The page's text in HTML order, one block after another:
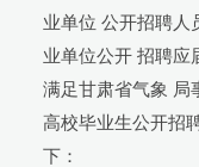
业单位 公开招聘人
业单位公开 招聘应
满足甘肃省气象 局
高校毕业生公开招
下：